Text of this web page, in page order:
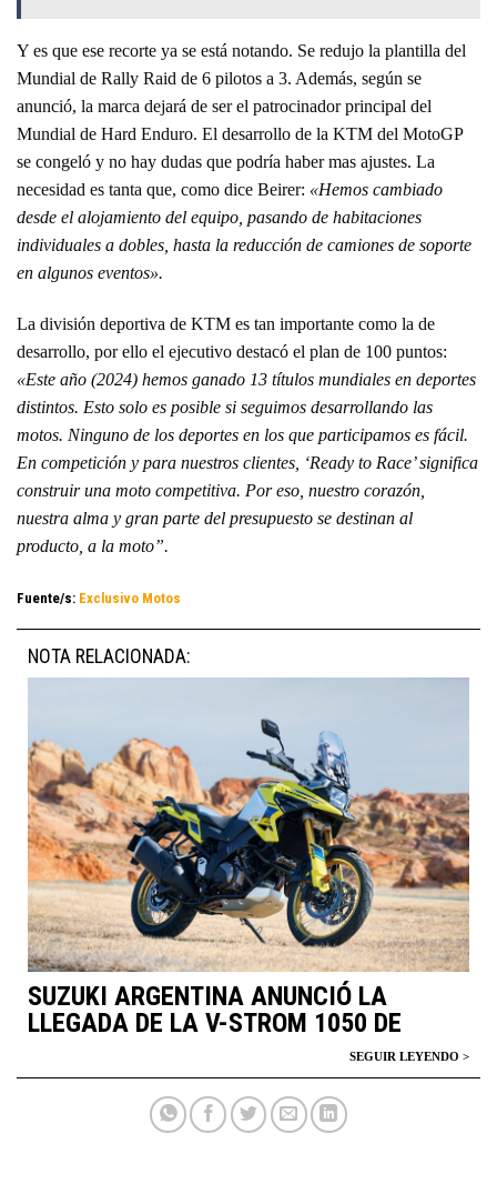
Y es que ese recorte ya se está notando. Se redujo la plantilla del
Mundial de Rally Raid de 6 pilotos a 3. Además, según se
anunció, la marca dejará de ser el patrocinador principal del
Mundial de Hard Enduro. El desarrollo de la KTM del MotoGP
se congeló y no hay dudas que podría haber mas ajustes. La
necesidad es tanta que, como dice Beirer: «Hemos cambiado
desde el alojamiento del equipo, pasando de habitaciones
individuales a dobles, hasta la reducción de camiones de soporte
en algunos eventos».
La división deportiva de KTM es tan importante como la de
desarrollo, por ello el ejecutivo destacó el plan de 100 puntos:
«Este año (2024) hemos ganado 13 títulos mundiales en deportes
distintos. Esto solo es posible si seguimos desarrollando las
motos. Ninguno de los deportes en los que participamos es fácil.
En competición y para nuestros clientes, ‘Ready to Race’ significa
construir una moto competitiva. Por eso, nuestro corazón,
nuestra alma y gran parte del presupuesto se destinan al
producto, a la moto”.
Fuente/s: Exclusivo Motos
NOTA RELACIONADA:
SUZUKI ARGENTINA ANUNCIÓ LA
LLEGADA DE LA V-STROM 1050 DE